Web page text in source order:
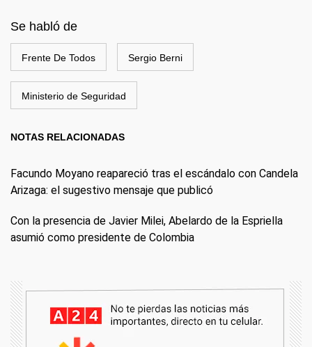
Se habló de
Frente De Todos Sergio Berni
Ministerio de Seguridad
NOTAS RELACIONADAS
Facundo Moyano reapareció tras el escándalo con Candela
Arizaga: el sugestivo mensaje que publicó
Con la presencia de Javier Milei, Abelardo de la Espriella
asumió como presidente de Colombia